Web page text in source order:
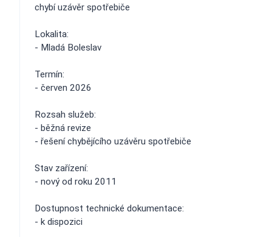
chybí uzávěr spotřebiče
Lokalita:
- Mladá Boleslav
Termín:
- červen 2026
Rozsah služeb:
- běžná revize
- řešení chybějícího uzávěru spotřebiče
Stav zařízení:
- nový od roku 2011
Dostupnost technické dokumentace:
- k dispozici